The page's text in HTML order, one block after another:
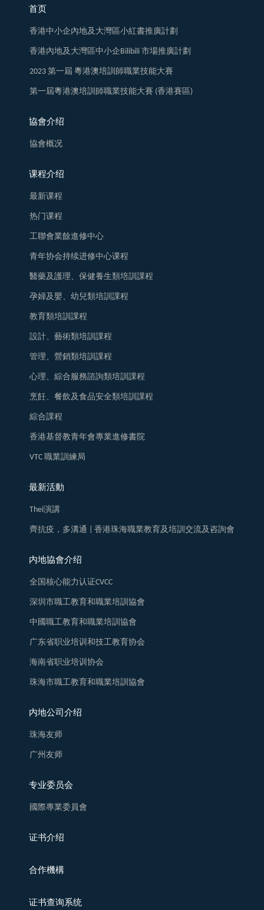
首页
香港中小企內地及大灣區小紅書推廣計劃
香港內地及大灣區中小企Bilibili 市場推廣計劃
2023 第一屆 粵港澳培訓師職業技能大賽
第一屆粵港澳培訓師職業技能大賽 (香港賽區)
協會介绍
協會概况
课程介绍
最新课程
热门课程
工聯會業餘進修中心
青年协会持续进修中心课程
醫藥及護理、保健養生類培訓課程
孕婦及嬰、幼兒類培訓課程
教育類培訓課程
設計、藝術類培訓課程
管理、營銷類培訓課程
心理、綜合服務諮詢類培訓課程
烹飪、餐飲及食品安全類培訓課程
綜合課程
香港基督教青年會專業進修書院
VTC 職業訓練局
最新活動
Thei演講
齊抗疫，多溝通 | 香港珠海職業教育及培訓交流及咨詢會
内地協會介绍
全国核心能力认证CVCC
深圳市職工教育和職業培訓協會
中國職工教育和職業培訓協會
广东省职业培训和技工教育协会
海南省职业培训协会
珠海市職工教育和職業培訓協會
内地公司介绍
珠海友师
广州友师
专业委员会
國際專業委員會
证书介绍
合作機構
证书查询系统